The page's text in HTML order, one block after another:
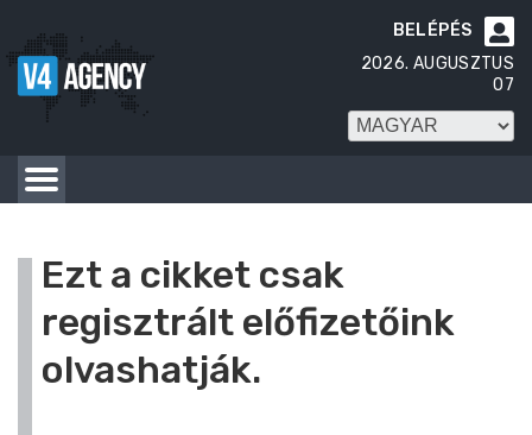

BELÉPÉS
2026. AUGUSZTUS
07
Ezt a cikket csak
regisztrált előfizetőink
olvashatják.